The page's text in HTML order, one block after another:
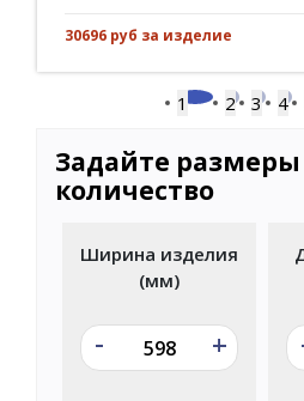
30696 руб за изделие
1 2 3 4
Задайте
количество
Ширина изделия
(мм)
- +